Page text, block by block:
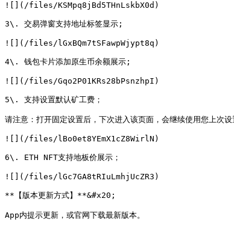
![](/files/KSMpq8jBd5THnLskbX0d)
3\. 交易弹窗支持地址标签显示;
![](/files/lGxBQm7tSFawpWjypt8q)
4\. 钱包卡片添加原生币余额展示;
![](/files/Gqo2P01KRs28bPsnzhpI)
5\. 支持设置默认矿工费；
请注意：打开固定设置后，下次进入该页面，会继续使用您上次
![](/files/lBo0et8YEmX1cZ8WirlN)
6\. ETH NFT支持地板价展示；
![](/files/lGc7GA8tRIuLmhjUcZR3)
**【版本更新方式】**&#x20;
App内提示更新，或官网下载最新版本。